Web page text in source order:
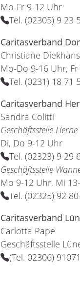
Mo-Fr 9-12 Uhr
Tel. (02305) 9 23
Caritasverband
Christiane Diekhans
Mo-Do 9-16 Uhr,
Tel. (0231) 18 71
Caritasverband
Sandra Colitti
Geschäftsstelle Herne
Di, Do 9-12 Uhr
Tel. (02323) 9 29
Geschäftsstelle
Mo 9-12 Uhr, Mi
Tel. (02325) 92
Caritasverband
Carlotta Pape
Geschäftsstelle
(Tel. 02306)